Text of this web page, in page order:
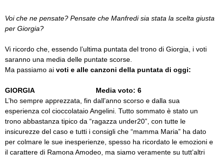
Voi che ne pensate? Pensate che Manfredi sia stata la scelta giusta
per Giorgia?
Vi ricordo che, essendo l’ultima puntata del trono di Giorgia, i voti
saranno una media delle puntate scorse.
Ma passiamo ai voti e alle canzoni della puntata di oggi:
GIORGIA Media voto: 6
L’ho sempre apprezzata, fin dall’anno scorso e dalla sua
esperienza col cioccolataio Angelini. Tutto sommato è stato un
trono abbastanza tipico da “ragazza under20”, con tutte le
insicurezze del caso e tutti i consigli che “mamma Maria” ha dato
per colmare le sue inesperienze, spesso ha ricordato le emozioni e
il carattere di Ramona Amodeo, ma siamo veramente su tutt’altri